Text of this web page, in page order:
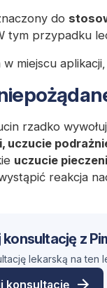
do
tym przypadku
w miejscu
rzadko
uczucie
uczucie
reakcja
z
lekarską na ten
konsultację